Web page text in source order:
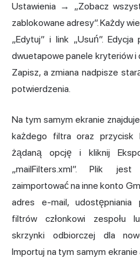
Ustawienia → „Zobacz
zablokowane adresy”. Każdy
„Edytuj” i link „Usuń”.
dwuetapowe panele kryteriów i
Zapisz, a zmiana nadpisze
potwierdzenia.
Na tym samym ekranie
każdego filtra oraz przycisk
żądaną opcję i kliknij
„mailFilters.xml”. Plik
zaimportować na inne konto
adres e-mail, udostępniania
filtrów członkowi zespołu
skrzynki odbiorczej dla
Importuj na tym samym